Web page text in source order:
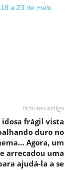
a 23 de maio
Próximo artigo
frágil vista
duro no
Agora, um
arrecadou uma
ajudá-la a se